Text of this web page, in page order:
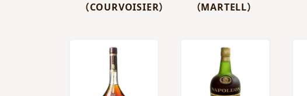
（COURVOISIER）
（MARTELL）